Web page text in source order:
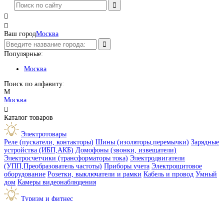


Ваш городМосква
Популярные:
Москва
Поиск по алфавиту:
М
Москва

Каталог товаров
Электротовары
Реле (пускатели, контакторы) Шины (изоляторы,перемычки) Зарядные
устройства (ИБП,АКБ) Домофоны (звонки, извещатели)
Электросчетчики (трансформаторы тока) Электродвигатели
(УПП,Преобразователь частоты) Приборы учета Электрощитовое
оборудование Розетки, выключатели и рамки Кабель и провод Умный
дом Камеры видеонаблюдения
Туризм и фитнес